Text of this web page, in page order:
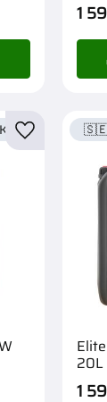
1
Lägg till i
20L
1
🇸🇪